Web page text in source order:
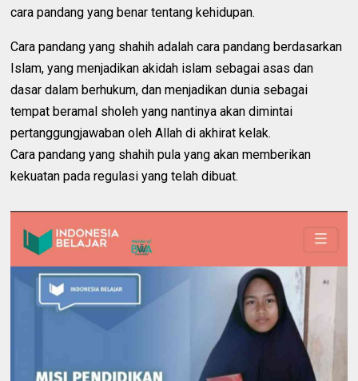
cara pandang yang benar tentang kehidupan.
Cara pandang yang shahih adalah cara pandang berdasarkan
Islam, yang menjadikan akidah islam sebagai asas dan
dasar dalam berhukum, dan menjadikan dunia sebagai
tempat beramal sholeh yang nantinya akan dimintai
pertanggungjawaban oleh Allah di akhirat kelak.
Cara pandang yang shahih pula yang akan memberikan
kekuatan pada regulasi yang telah dibuat.